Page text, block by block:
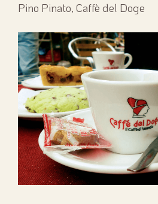
Pino Pinato, Caffè del Doge